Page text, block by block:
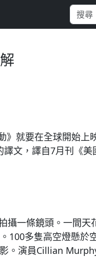
》就要在全球開始上
文，譯自7月刊《美
攝一條鏡頭。一間天
100多隻高空燈懸於
。演員Cillian